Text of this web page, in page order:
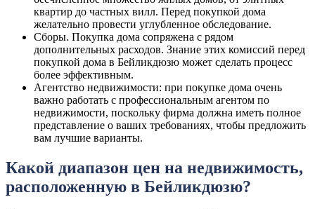
квартир до частных вилл. Перед покупкой дома
желательно провести углубленное обследование.
Сборы. Покупка дома сопряжена с рядом
дополнительных расходов. Знание этих комиссий перед
покупкой дома в Бейликдюзю может сделать процесс
более эффективным.
Агентство недвижимости: при покупке дома очень
важно работать с профессиональным агентом по
недвижимости, поскольку фирма должна иметь полное
представление о ваших требованиях, чтобы предложить
вам лучшие варианты.
Какой диапазон цен на недвижимость,
расположенную в Бейликдюзю?